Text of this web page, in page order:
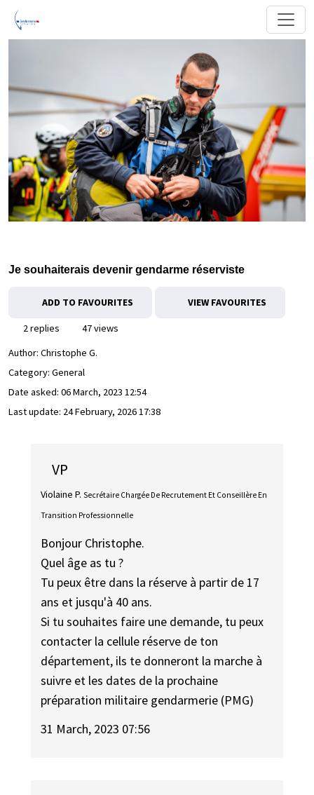
Je souhaiterais devenir gendarme réserviste
ADD TO FAVOURITES VIEW FAVOURITES
2 replies
47 views
Author: Christophe G.
Category: General
Date asked: 06 March, 2023 12:54
Last update: 24 February, 2026 17:38
VP
Violaine P. Secrétaire Chargée De Recrutement Et Conseillère En
Transition Professionnelle
Bonjour Christophe.
Quel âge as tu ?
Tu peux être dans la réserve à partir de 17
ans et jusqu'à 40 ans.
Si tu souhaites faire une demande, tu peux
contacter la cellule réserve de ton
département, ils te donneront la marche à
suivre et les dates de la prochaine
préparation militaire gendarmerie (PMG)
31 March, 2023 07:56